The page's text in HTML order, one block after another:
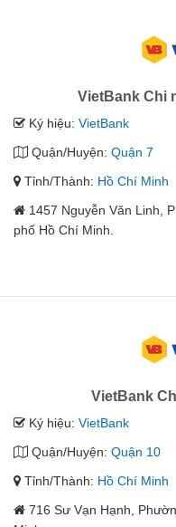
VietBank Chi
Ký hiệu: VietBank
Quận/Huyện: Quận 7
Tỉnh/Thành: Hồ Chí Minh
1457 Nguyễn Văn Linh,
phố Hồ Chí Minh.
VietBank
Ký hiệu: VietBank
Quận/Huyện: Quận 10
Tỉnh/Thành: Hồ Chí Minh
716 Sư Vạn Hạnh,